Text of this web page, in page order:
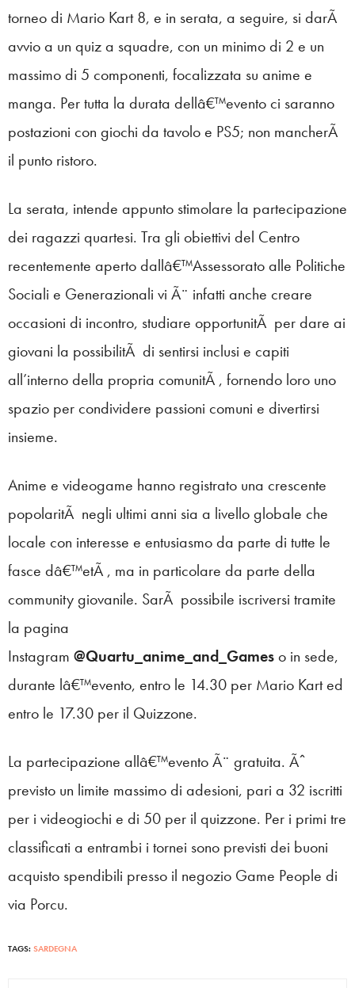
torneo di Mario Kart 8, e in serata, a seguire, si darÃ
avvio a un quiz a squadre, con un minimo di 2 e un
massimo di 5 componenti, focalizzata su anime e
manga. Per tutta la durata dellâ€™evento ci saranno
postazioni con giochi da tavolo e PS5; non mancherÃ
il punto ristoro.
La serata, intende appunto stimolare la partecipazione
dei ragazzi quartesi. Tra gli obiettivi del Centro
recentemente aperto dallâ€™Assessorato alle Politiche
Sociali e Generazionali vi Ã¨ infatti anche creare
occasioni di incontro, studiare opportunitÃ per dare ai
giovani la possibilitÃ di sentirsi inclusi e capiti
all’interno della propria comunitÃ , fornendo loro uno
spazio per condividere passioni comuni e divertirsi
insieme.
Anime e videogame hanno registrato una crescente
popolaritÃ negli ultimi anni sia a livello globale che
locale con interesse e entusiasmo da parte di tutte le
fasce dâ€™etÃ , ma in particolare da parte della
community giovanile. SarÃ possibile iscriversi tramite
la pagina
Instagram @Quartu_anime_and_Gameso in sede,
durante lâ€™evento, entro le 14.30 per Mario Kart ed
entro le 17.30 per il Quizzone.
La partecipazione allâ€™evento Ã¨ gratuita. Ãˆ
previsto un limite massimo di adesioni, pari a 32 iscritti
per i videogiochi e di 50 per il quizzone. Per i primi tre
classificati a entrambi i tornei sono previsti dei buoni
acquisto spendibili presso il negozio Game People di
via Porcu.
TAGS: SARDEGNA